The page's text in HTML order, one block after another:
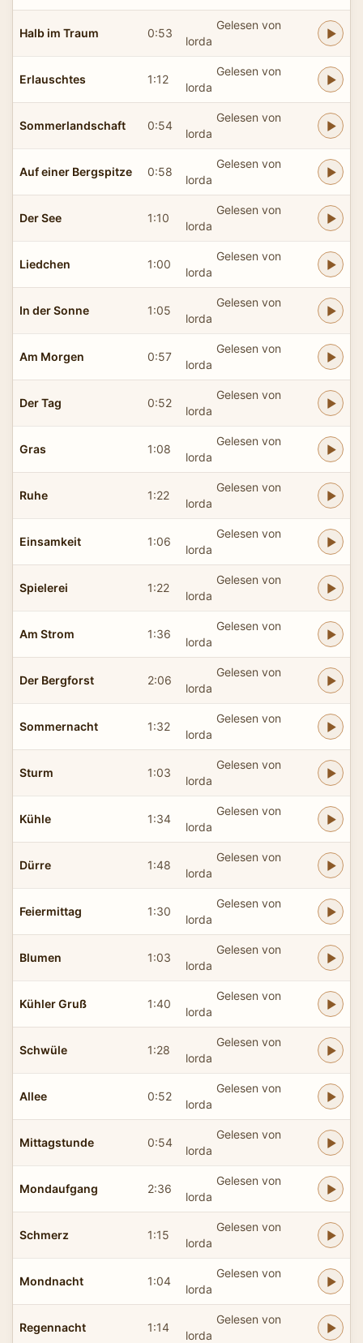
Halb im Traum 0:53
Gelesen von
lorda
Erlauschtes 1:12
Gelesen von
lorda
Sommerlandschaft 0:54
Gelesen von
lorda
Auf einer Bergspitze 0:58
Gelesen von
lorda
Der See 1:10
Gelesen von
lorda
Liedchen 1:00
Gelesen von
lorda
In der Sonne 1:05
Gelesen von
lorda
Am Morgen 0:57
Gelesen von
lorda
Der Tag 0:52
Gelesen von
lorda
Gras 1:08
Gelesen von
lorda
Ruhe 1:22
Gelesen von
lorda
Einsamkeit 1:06
Gelesen von
lorda
Spielerei 1:22
Gelesen von
lorda
Am Strom 1:36
Gelesen von
lorda
Der Bergforst 2:06
Gelesen von
lorda
Sommernacht 1:32
Gelesen von
lorda
Sturm 1:03
Gelesen von
lorda
Kühle 1:34
Gelesen von
lorda
Dürre 1:48
Gelesen von
lorda
Feiermittag 1:30
Gelesen von
lorda
Blumen 1:03
Gelesen von
lorda
Kühler Gruß 1:40
Gelesen von
lorda
Schwüle 1:28
Gelesen von
lorda
Allee 0:52
Gelesen von
lorda
Mittagstunde 0:54
Gelesen von
lorda
Mondaufgang 2:36
Gelesen von
lorda
Schmerz 1:15
Gelesen von
lorda
Mondnacht 1:04
Gelesen von
lorda
Regennacht 1:14
Gelesen von
lorda